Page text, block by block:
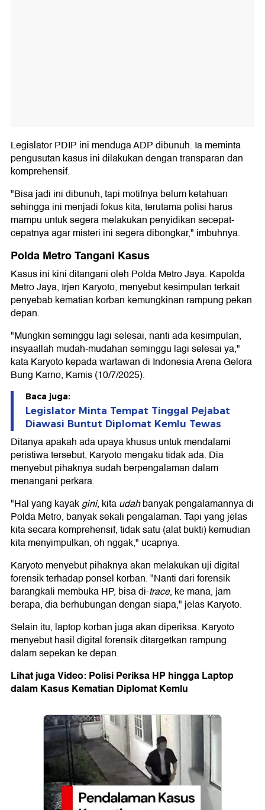
Legislator PDIP ini menduga ADP dibunuh. Ia meminta
pengusutan kasus ini dilakukan dengan transparan dan
komprehensif.
"Bisa jadi ini dibunuh, tapi motifnya belum ketahuan
sehingga ini menjadi fokus kita, terutama polisi harus
mampu untuk segera melakukan penyidikan secepat-
cepatnya agar misteri ini segera dibongkar," imbuhnya.
Polda Metro Tangani Kasus
Kasus ini kini ditangani oleh Polda Metro Jaya. Kapolda
Metro Jaya, Irjen Karyoto, menyebut kesimpulan terkait
penyebab kematian korban kemungkinan rampung pekan
depan.
"Mungkin seminggu lagi selesai, nanti ada kesimpulan,
insyaallah mudah-mudahan seminggu lagi selesai ya,"
kata Karyoto kepada wartawan di Indonesia Arena Gelora
Bung Karno, Kamis (10/7/2025).
Baca juga:
Legislator Minta Tempat Tinggal Pejabat
Diawasi Buntut Diplomat Kemlu Tewas
Ditanya apakah ada upaya khusus untuk mendalami
peristiwa tersebut, Karyoto mengaku tidak ada. Dia
menyebut pihaknya sudah berpengalaman dalam
menangani perkara.
"Hal yang kayakgini, kitaudahbanyak pengalamannya di
Polda Metro, banyak sekali pengalaman. Tapi yang jelas
kita secara komprehensif, tidak satu (alat bukti) kemudian
kita menyimpulkan, oh nggak," ucapnya.
Karyoto menyebut pihaknya akan melakukan uji digital
forensik terhadap ponsel korban. "Nanti dari forensik
barangkali membuka HP, bisa di-trace, ke mana, jam
berapa, dia berhubungan dengan siapa," jelas Karyoto.
Selain itu, laptop korban juga akan diperiksa. Karyoto
menyebut hasil digital forensik ditargetkan rampung
dalam sepekan ke depan.
Lihat juga Video: Polisi Periksa HP hingga Laptop
dalam Kasus Kematian Diplomat Kemlu